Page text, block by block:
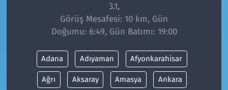
3.1,
Görüş Mesafesi: 10 km, Gün
Doğumu: 6:49, Gün Batımı: 19:00
Adana Adıyaman Afyonkarahisar
Ağrı Aksaray Amasya Ankara